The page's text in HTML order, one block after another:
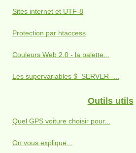
Sites internet et UTF-8
Protection par htaccess
Couleurs Web 2.0 - la palette...
Les supervariables $_SERVER -...
Outils utils
Quel GPS voiture choisir pour...
On vous explique...